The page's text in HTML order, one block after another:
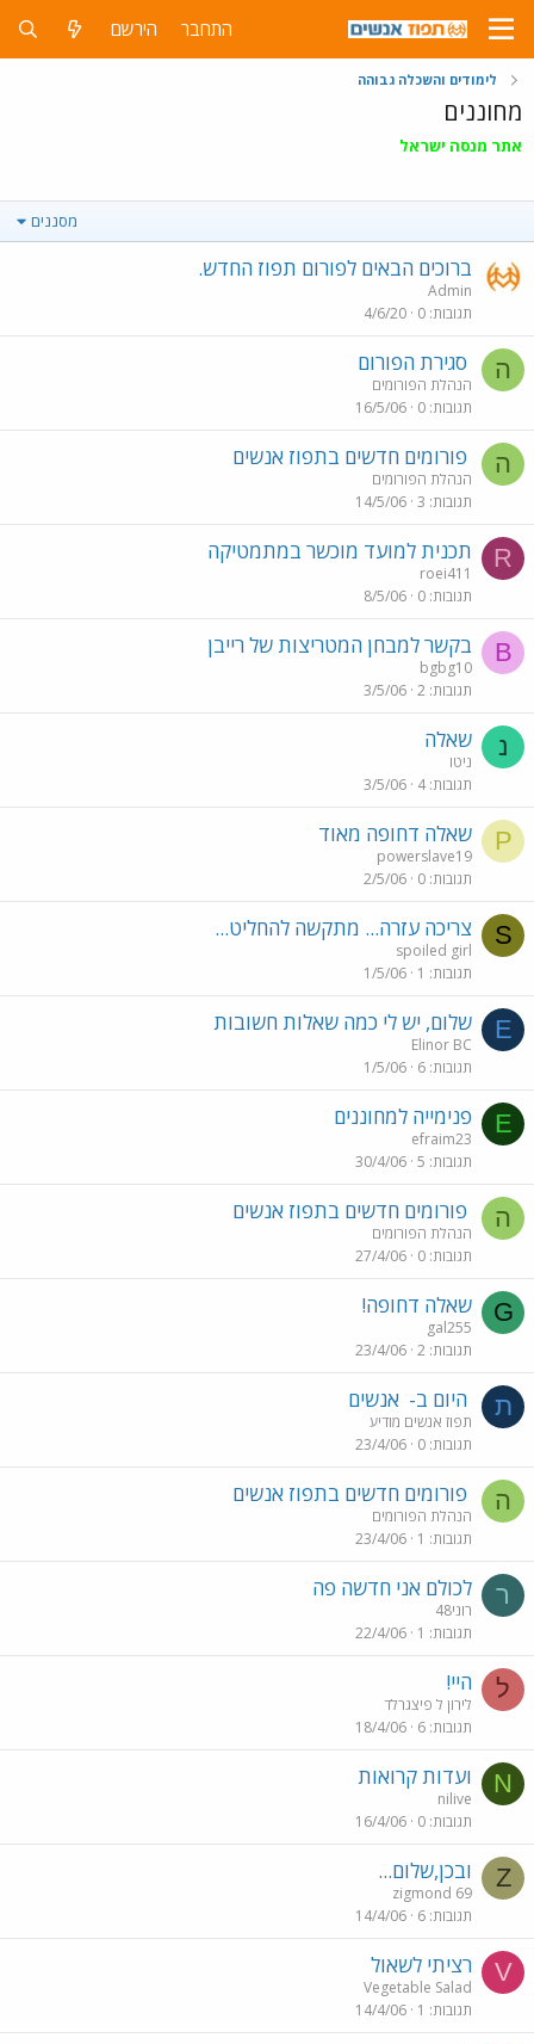
התחבר הירשם
לימודים והשכלה גבוהה
מחוננים
אתר מנסה ישראל
מסננים
ברוכים הבאים לפורום תפוז החדש.
Admin
תגובות 0
4/6/20
ה סגירת הפורום
הנהלת הפורומים
תגובות 0
16/5/06
ה פורומים חדשים בתפוז אנשים
הנהלת הפורומים
תגובות 3
14/5/06
R תכנית למועד מוכשר במתמטיקה
roei411
תגובות 0
8/5/06
B בקשר למבחן המטריצות של רייבן
bgbg10
תגובות 2
3/5/06
נ שאלה
ניטו
תגובות 4
3/5/06
P שאלה דחופה מאוד
powerslave19
תגובות 0
2/5/06
S צריכה עזרה... מתקשה להחליט...
spoiled girl
תגובות 1
1/5/06
E שלום, יש לי כמה שאלות חשובות
Elinor BC
תגובות 6
1/5/06
E פנימייה למחוננים
efraim23
תגובות 5
30/4/06
ה פורומים חדשים בתפוז אנשים
הנהלת הפורומים
תגובות 0
27/4/06
G שאלה דחופה!
gal255
תגובות 2
23/4/06
ת היום ב- אנשים
תפוז אנשים מודיע
תגובות 0
23/4/06
ה פורומים חדשים בתפוז אנשים
הנהלת הפורומים
תגובות 1
23/4/06
ר לכולם אני חדשה פה
רוני48
תגובות 1
22/4/06
ל היי!
לירון ל פיצגרלד
תגובות 6
18/4/06
N ועדות קרואות
nilive
תגובות 0
16/4/06
Z ובכן,שלום...
zigmond 69
תגובות 6
14/4/06
V רציתי לשאול
Vegetable Salad
תגובות 1
14/4/06